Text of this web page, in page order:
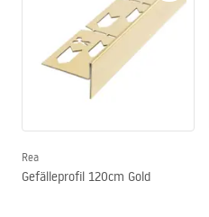
Rea
Gefälleprofil 120cm Gold